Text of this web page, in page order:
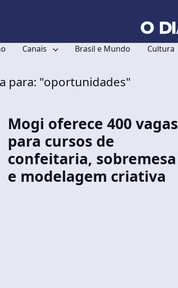
Canais Brasil e Mundo Cultura
para: "oportunidades"
Mogi oferece 400 vagas
para cursos de
confeitaria, sobremesa
e modelagem criativa